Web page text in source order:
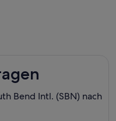
Bend Intl. (SBN) nach